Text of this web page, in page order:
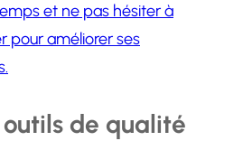
et ne pas hésiter à
pour améliorer ses
de qualité